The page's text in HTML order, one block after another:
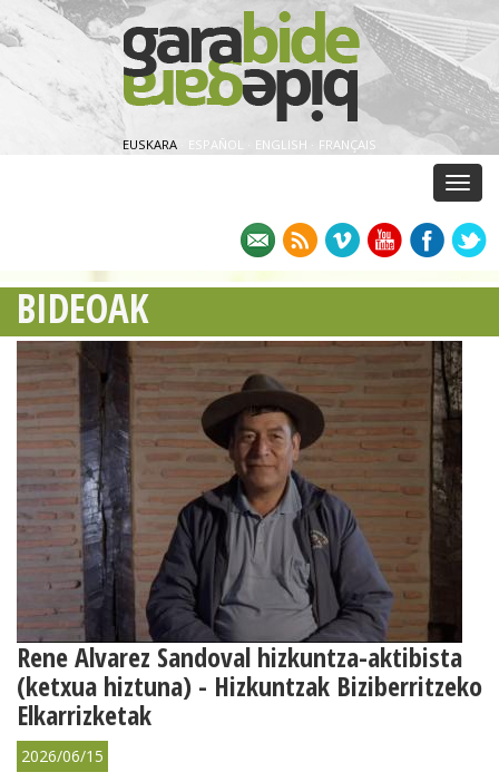
EUSKARA ESPAÑOL · ENGLISH · FRANÇAIS
BIDEOAK
Rene Alvarez Sandoval hizkuntza-aktibista
(ketxua hiztuna) - Hizkuntzak Biziberritzeko
Elkarrizketak
2026/06/15